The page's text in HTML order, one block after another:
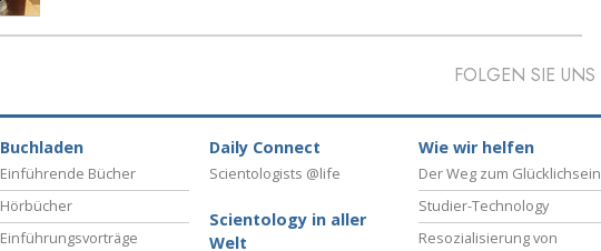
FOLGEN SIE UNS
Buchladen
Einführende Bücher
Hörbücher
Einführungsvorträge
Daily Connect
Scientologists @life
Scientology in aller
Welt
Wie wir helfen
Der Weg zum Glücklichsein
Studier-Technology
Resozialisierung von